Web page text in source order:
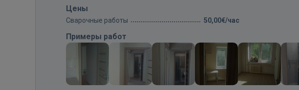
Цены
Сварочные работы 50,00€/час
Примеры работ